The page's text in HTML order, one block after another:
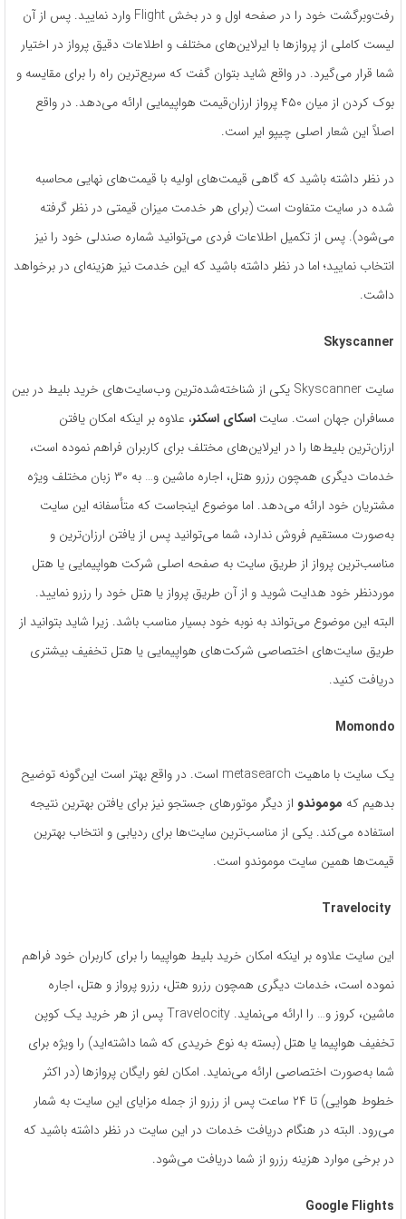
رفت‌وبرگشت خود را در صفحه اول و در بخش Flight وارد نمایید. پس از آن
لیست کاملی از پروازها با ایرلاین‌های مختلف و اطلاعات دقیق پرواز در اختیار
شما قرار می‌گیرد. در واقع شاید بتوان گفت که سریع‌ترین راه را برای مقایسه و
بوک کردن از میان ۴۵۰ پرواز ارزان‌قیمت هواپیمایی ارائه می‌دهد. در واقع
اصلاً این شعار اصلی چیپو ایر است.
در نظر داشته باشید که گاهی قیمت‌های اولیه با قیمت‌های نهایی محاسبه
شده در سایت متفاوت است (برای هر خدمت میزان قیمتی در نظر گرفته
می‌شود). پس از تکمیل اطلاعات فردی می‌توانید شماره صندلی خود را نیز
انتخاب نمایید؛ اما در نظر داشته باشید که این خدمت نیز هزینه‌ای در برخواهد
داشت.
Skyscanner
سایت Skyscanner یکی از شناخته‌شده‌ترین وب‌سایت‌های خرید بلیط در بین
مسافران جهان است. سایت اسکای اسکنر، علاوه بر اینکه امکان یافتن
ارزان‌ترین بلیط‌ها را در ایرلاین‌های مختلف برای کاربران فراهم نموده است،
خدمات دیگری همچون رزرو هتل، اجاره ماشین و… به ۳۰ زبان مختلف ویژه
مشتریان خود ارائه می‌دهد. اما موضوع اینجاست که متأسفانه این سایت
به‌صورت مستقیم فروش ندارد، شما می‌توانید پس از یافتن ارزان‌ترین و
مناسب‌ترین پرواز از طریق سایت به صفحه اصلی شرکت هواپیمایی یا هتل
موردنظر خود هدایت شوید و از آن طریق پرواز یا هتل خود را رزرو نمایید.
البته این موضوع می‌تواند به نوبه خود بسیار مناسب باشد. زیرا شاید بتوانید از
طریق سایت‌های اختصاصی شرکت‌های هواپیمایی یا هتل تخفیف بیشتری
دریافت کنید.
Momondo
یک سایت با ماهیت metasearch است. در واقع بهتر است این‌گونه توضیح
بدهیم که موموندو از دیگر موتورهای جستجو نیز برای یافتن بهترین نتیجه
استفاده می‌کند. یکی از مناسب‌ترین سایت‌ها برای ردیابی و انتخاب بهترین
قیمت‌ها همین سایت موموندو است.
این سایت علاوه بر اینکه امکان خرید بلیط هواپیما را برای کاربران خود فراهم
نموده است، خدمات دیگری همچون رزرو هتل، رزرو پرواز و هتل، اجاره
ماشین، کروز و… را ارائه می‌نماید. Travelocity پس از هر خرید یک کوپن
تخفیف هواپیما یا هتل (بسته به نوع خریدی که شما داشته‌اید) را ویژه برای
شما به‌صورت اختصاصی ارائه می‌نماید. امکان لغو رایگان پروازها (در اکثر
خطوط هوایی) تا ۲۴ ساعت پس از رزرو از جمله مزایای این سایت به شمار
می‌رود. البته در هنگام دریافت خدمات در این سایت در نظر داشته باشید که
در برخی موارد هزینه رزرو از شما دریافت می‌شود.
Google Flights